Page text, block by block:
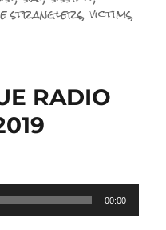
stranglers,victims,
RADIO
00:00